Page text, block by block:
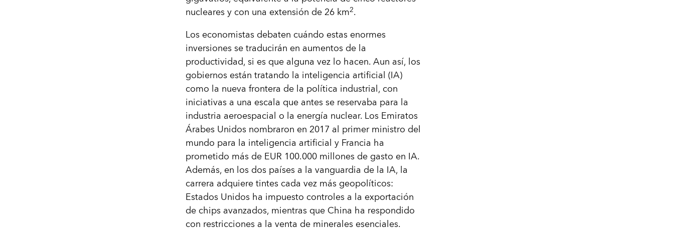
nucleares y con una extensión de 26 km2.
Los economistas debaten cuándo estas enormes
inversiones se traducirán en aumentos de la
productividad, si es que alguna vez lo hacen. Aun así, los
gobiernos están tratando la inteligencia artificial (IA)
como la nueva frontera de la política industrial, con
iniciativas a una escala que antes se reservaba para la
industria aeroespacial o la energía nuclear. Los Emiratos
Árabes Unidos nombraron en 2017 al primer ministro del
mundo para la inteligencia artificial y Francia ha
prometido más de EUR 100.000 millones de gasto en IA.
Además, en los dos países a la vanguardia de la IA, la
carrera adquiere tintes cada vez más geopolíticos:
Estados Unidos ha impuesto controles a la exportación
de chips avanzados, mientras que China ha respondido
con restricciones a la venta de minerales esenciales.